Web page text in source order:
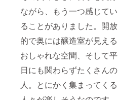
ながら、もう一つ感じてい
ることがありました。開放
的で奥には醸造室が見える
おしゃれな空間、そして平
日にも関わらずたくさんの
人。とにかく集まってくる